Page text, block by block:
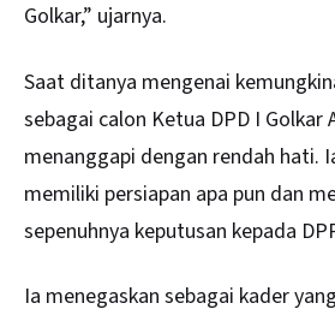
Golkar,” ujarnya.
Saat ditanya mengenai
sebagai calon Ketua DPD I Golkar
menanggapi dengan rendah hati.
memiliki persiapan apa pun dan
sepenuhnya keputusan kepada
Ia menegaskan sebagai kader